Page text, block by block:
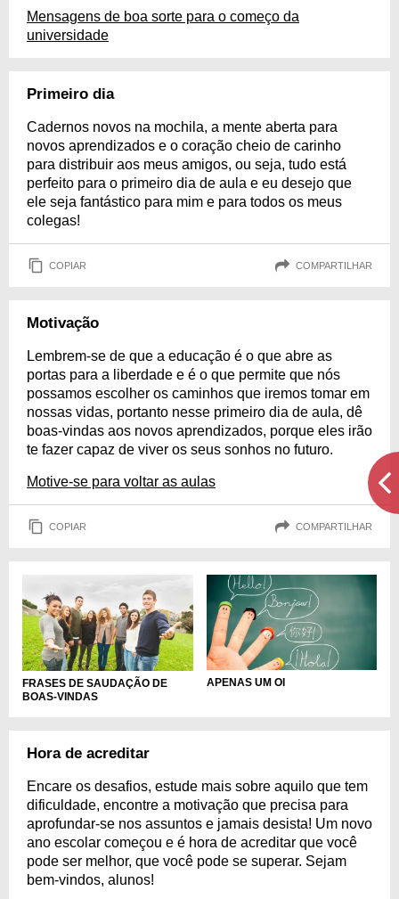
Mensagens de boa sorte para o começo da
universidade
Primeiro dia
Cadernos novos na mochila, a mente aberta para
novos aprendizados e o coração cheio de carinho
para distribuir aos meus amigos, ou seja, tudo está
perfeito para o primeiro dia de aula e eu desejo que
ele seja fantástico para mim e para todos os meus
colegas!
COPIAR COMPARTILHAR
Motivação
Lembrem-se de que a educação é o que abre as
portas para a liberdade e é o que permite que nós
possamos escolher os caminhos que iremos tomar em
nossas vidas, portanto nesse primeiro dia de aula, dê
boas-vindas aos novos aprendizados, porque eles irão
te fazer capaz de viver os seus sonhos no futuro.
Motive-se para voltar as aulas
COPIAR COMPARTILHAR
FRASES DE SAUDAÇÃO DE
BOAS-VINDAS
APENAS UM OI
Hora de acreditar
Encare os desafios, estude mais sobre aquilo que tem
dificuldade, encontre a motivação que precisa para
aprofundar-se nos assuntos e jamais desista! Um novo
ano escolar começou e é hora de acreditar que você
pode ser melhor, que você pode se superar. Sejam
bem-vindos, alunos!